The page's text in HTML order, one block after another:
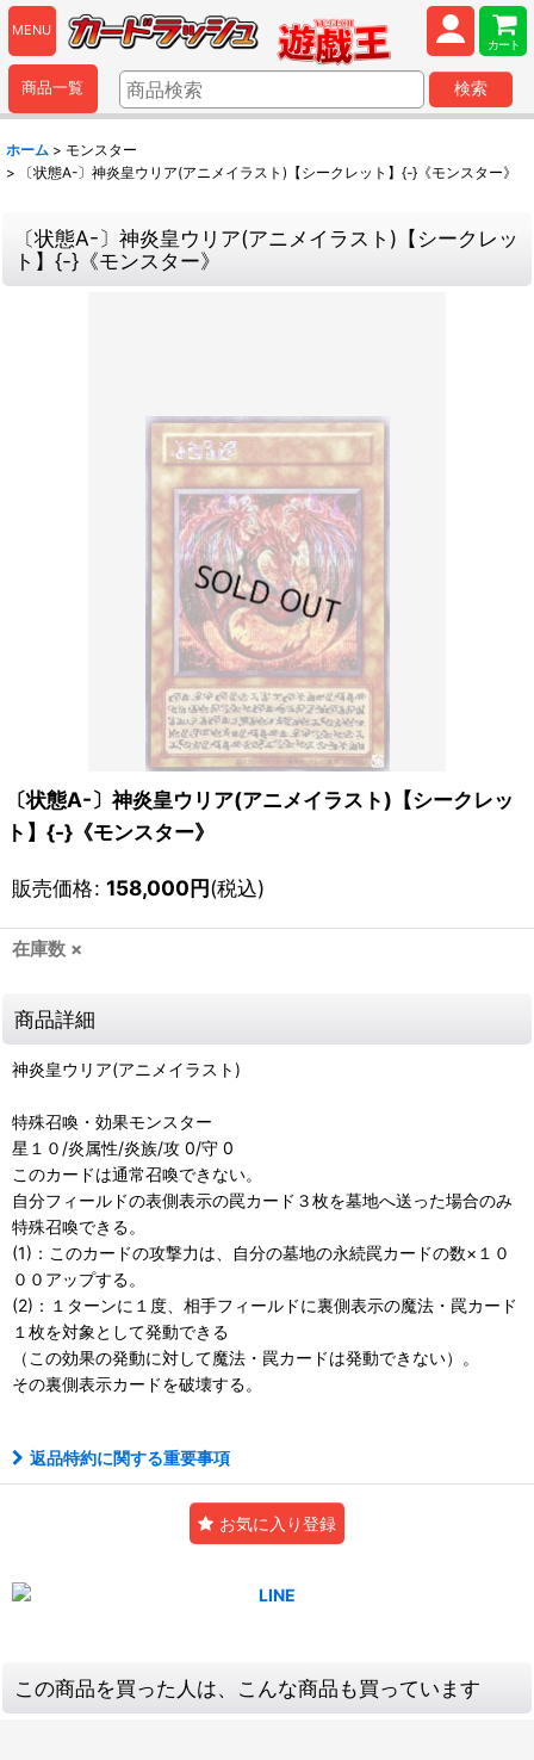
MENU
カート
商品一覧 検索
ホーム > モンスター
>
〔状態A-〕神炎皇ウリア(アニメイラスト)【シークレット】{-}《モンスター》
〔状態A-〕神炎皇ウリア(アニメイラスト)【シークレッ
ト】{-}《モンスター》
〔状態A-〕神炎皇ウリア(アニメイラスト)【シークレッ
ト】{-}《モンスター》
販売価格: 158,000円(税込)
在庫数 ×
商品詳細
神炎皇ウリア(アニメイラスト)
特殊召喚・効果モンスター
星１０/炎属性/炎族/攻 0/守 0
このカードは通常召喚できない。
自分フィールドの表側表示の罠カード３枚を墓地へ送った場合のみ
特殊召喚できる。
(1)：このカードの攻撃力は、自分の墓地の永続罠カードの数×１０
００アップする。
(2)：１ターンに１度、相手フィールドに裏側表示の魔法・罠カード
１枚を対象として発動できる
（この効果の発動に対して魔法・罠カードは発動できない）。
その裏側表示カードを破壊する。
返品特約に関する重要事項
お気に入り登録
この商品を買った人は、こんな商品も買っています